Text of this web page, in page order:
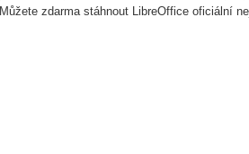
Můžete zdarma stáhnout LibreOffice oficiální